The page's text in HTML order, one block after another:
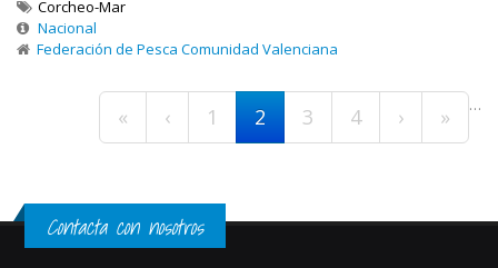
Corcheo-Mar
Nacional
Federación de Pesca Comunidad Valenciana
Páginas
« ‹ 1 2 3 4 …
› »
Contacta con nosotros